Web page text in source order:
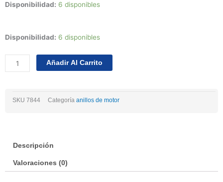
Disponibilidad: 6 disponibles
Disponibilidad: 6 disponibles
Juego
Liberty
V6
Añadir Al Carrito
SKU 7844 Categoría anillos de motor
Descripción
Valoraciones (0)